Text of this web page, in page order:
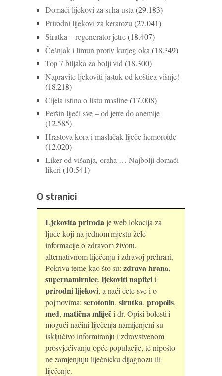
Domaći lijekovi za suha usta (29.183)
Prirodni lijekovi za keratozu (27.041)
Sirutka – regenerator jetre(18.407)
Češnjak i limun protiv kurjeg oka (18.349)
Top 7 biljaka za bolji vid (18.300)
Napravite ljekoviti jastuk od koštica višnje!
(18.218)
Cijela istina o listu masline(17.008)
Peršin liječi sve – od jetre do anemije
(12.585)
Hrastova kora i maslačak liječe hemoroide
(12.020)
Liker od višanja, oraha … Najbolji domaći
likeri (10.541)
O stranici
Ljekovita priroda je web lokacija za
ljude koji na jednom mjestu žele
informacije o zdravom životu,
alternativnom liječenju i zdravoj prehrani.
Pokriva teme kao što su: zdrava hrana,
supernamirnice, ljekoviti napitcii
prirodni lijekovi, a naći ćete sve i o
pojmovima: serotonin, sirutka, propolis,
med, matična mliječi dr. Opisi bolesti i
mogući načini liječenja namijenjeni su
isključivo informiranju i zdravstvenom
prosvjećivanju opće populacije, te nipošto
ne zamjenjuju liječničku dijagnozu ili
liječenje.